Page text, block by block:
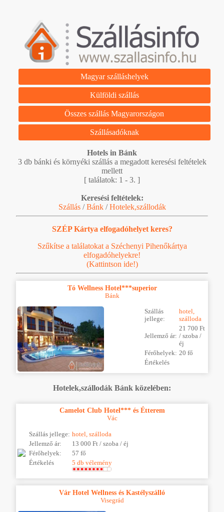
Magyar szálláshelyek
Külföldi szállás
Összes szállás Magyarországon
Szállásadóknak
Hotels in Bánk
3 db bánki és környéki szállás a megadott keresési feltételek
mellett
[ találatok: 1 - 3. ]
Keresési feltételek:
Szállás/Bánk/Hotelek,szállodák
SZÉP Kártya elfogadóhelyet keres?
Szűkítse a találatokat a Széchenyi Pihenőkártya
elfogadóhelyekre!
(Kattintson ide!)
Tó Wellness Hotel***superior
Bánk
Szállás
jellege:
hotel,
szálloda
Jellemző ár:
21 700 Ft
/ szoba /
éj
Férőhelyek: 20 fő
Értékelés
Hotelek,szállodák Bánk közelében:
Camelot Club Hotel*** és Étterem
Vác
Szállás jellege: hotel, szálloda
Jellemző ár:
13 000 Ft / szoba / éj
Férőhelyek:
57 fő
Értékelés
5 db vélemény
Vár Hotel Wellness és Kastélyszálló
Visegrád